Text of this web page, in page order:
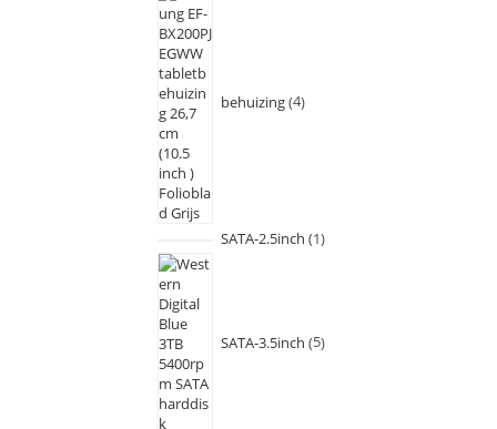
behuizing 4
SATA-2.5inch 1
SATA-3.5inch 5